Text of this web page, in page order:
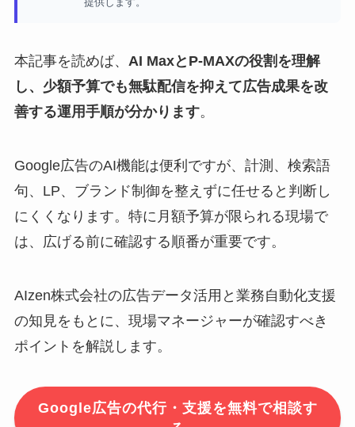
本記事を読めば、 AI MaxとP-MAXの役割を理解
し、少額予算でも無駄配信を抑えて広告成果を改
善する運用手順が分かります。
Google広告のAI機能は便利ですが、計測、検索語
句、LP、ブランド制御を整えずに任せると判断し
にくくなります。特に月額予算が限られる現場で
は、広げる前に確認する順番が重要です。
AIzen株式会社の広告データ活用と業務自動化支援
の知見をもとに、現場マネージャーが確認すべき
ポイントを解説します。
Google広告の代行・支援を無料で相談す